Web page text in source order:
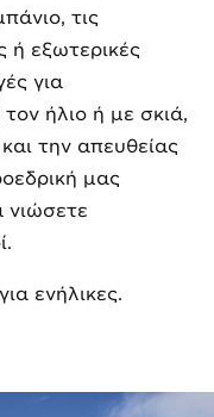
τις
ή εξωτερικές
για
ήλιο ή με σκιά,
την απευθείας
μας
νιώσετε
ενήλικες.